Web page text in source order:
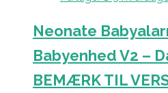
Neonate
Babyenhed V2 –
BEMÆRK TIL